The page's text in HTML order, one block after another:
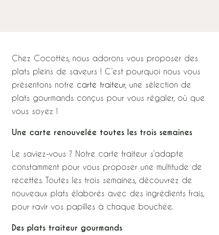
Chez Cocottes, nous adorons vous proposer des
plats pleins de saveurs ! C’est pourquoi nous vous
présentons notre carte traiteur, une sélection de
plats gourmands conçus pour vous régaler, où que
vous soyez !
Une carte renouvelée toutes les trois semaines
Le saviez-vous ? Notre carte traiteur s’adapte
constamment pour vous proposer une multitude de
recettes. Toutes les trois semaines, découvrez de
nouveaux plats élaborés avec des ingrédients frais,
pour ravir vos papilles à chaque bouchée.
Des plats traiteur gourmands